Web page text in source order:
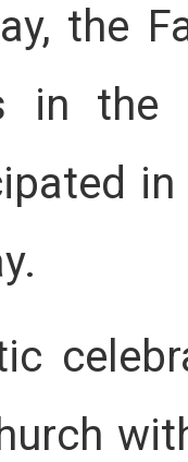
the
in the
in